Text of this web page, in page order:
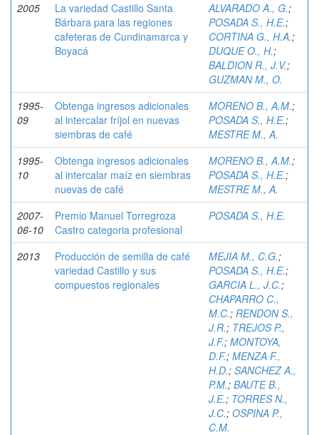
2005
La variedad Castillo Santa
Bárbara para las regiones
cafeteras de Cundinamarca y
Boyacá
ALVARADO A., G.;
POSADA S., H.E.;
CORTINA G., H.A.;
DUQUE O., H.;
BALDION R., J.V.;
GUZMAN M., O.
1995-
09
Obtenga ingresos adicionales
al intercalar fríjol en nuevas
siembras de café
MORENO B., A.M.;
POSADA S., H.E.;
MESTRE M., A.
1995-
10
Obtenga ingresos adicionales
al intercalar maíz en siembras
nuevas de café
MORENO B., A.M.;
POSADA S., H.E.;
MESTRE M., A.
2007-
06-10
Premio Manuel Torregroza
Castro categoria profesional
POSADA S., H.E.
2013
Producción de semilla de café
variedad Castillo y sus
compuestos regionales
MEJIA M., C.G.;
POSADA S., H.E.;
GARCIA L., J.C.;
CHAPARRO C.,
M.C.; RENDON S.,
J.R.; TREJOS P.,
J.F.; MONTOYA,
D.F.; MENZA F.,
H.D.; SANCHEZ A.,
P.M.; BAUTE B.,
J.E.; TORRES N.,
J.C.; OSPINA P.,
C.M.